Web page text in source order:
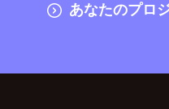
あなたのプロ